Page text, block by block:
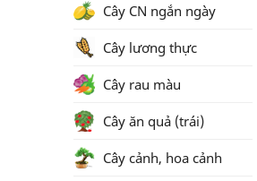
Cây CN ngắn ngày
Cây lương thực
Cây rau màu
Cây ăn quả (trái)
Cây cảnh, hoa cảnh